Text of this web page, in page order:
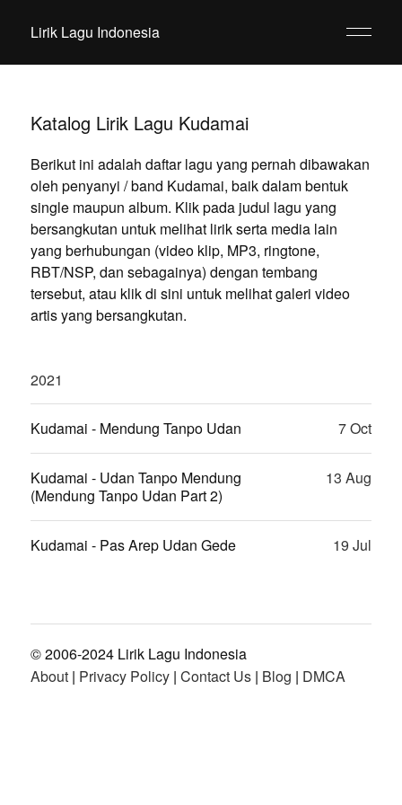
Lirik Lagu Indonesia
Katalog Lirik Lagu Kudamai
Berikut ini adalah daftar lagu yang pernah dibawakan
oleh penyanyi / band Kudamai, baik dalam bentuk
single maupun album. Klik pada judul lagu yang
bersangkutan untuk melihat lirik serta media lain
yang berhubungan (video klip, MP3, ringtone,
RBT/NSP, dan sebagainya) dengan tembang
tersebut, atau klik di sini untuk melihat galeri video
artis yang bersangkutan.
2021
Kudamai - Mendung Tanpo Udan 7 Oct
Kudamai - Udan Tanpo Mendung
(Mendung Tanpo Udan Part 2)
13 Aug
Kudamai - Pas Arep Udan Gede 19 Jul
© 2006-2024 Lirik Lagu Indonesia
About| Privacy Policy| Contact Us| Blog | DMCA